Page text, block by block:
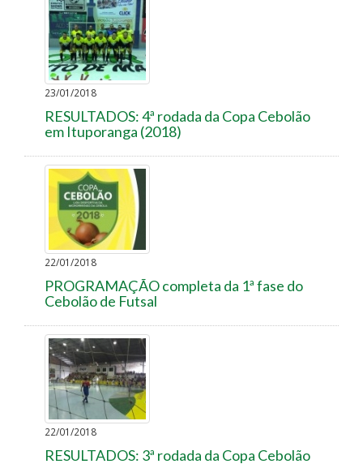
23/01/2018
RESULTADOS: 4ª rodada da Copa Cebolão
em Ituporanga (2018)
22/01/2018
PROGRAMAÇÃO completa da 1ª fase do
Cebolão de Futsal
22/01/2018
RESULTADOS: 3ª rodada da Copa Cebolão